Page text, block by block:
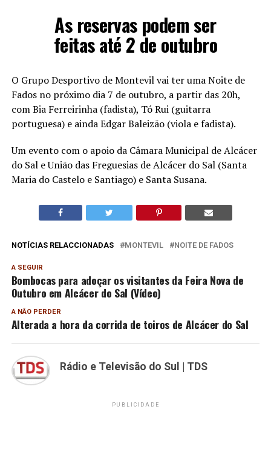
As reservas podem ser
feitas até 2 de outubro
O Grupo Desportivo de Montevil vai ter uma Noite de
Fados no próximo dia 7 de outubro, a partir das 20h,
com Bia Ferreirinha (fadista), Tó Rui (guitarra
portuguesa) e ainda Edgar Baleizão (viola e fadista).
Um evento com o apoio da Câmara Municipal de Alcácer
do Sal e União das Freguesias de Alcácer do Sal (Santa
Maria do Castelo e Santiago) e Santa Susana.
NOTÍCIAS RELACCIONADAS MONTEVIL NOITE DE FADOS
A SEGUIR
Bombocas para adoçar os visitantes da Feira Nova de
Outubro em Alcácer do Sal (Vídeo)
A NÃO PERDER
Alterada a hora da corrida de toiros de Alcácer do Sal
Rádio e Televisão do Sul | TDS
PUBLICIDADE